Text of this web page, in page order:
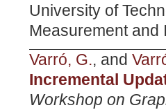
University of
Measurement and
Varró, G., and
Incremental
Workshop on